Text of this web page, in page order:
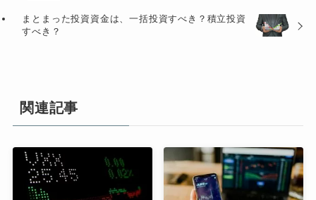
まとまった投資資金は、一括投資すべき？積立投資
すべき？
関連記事